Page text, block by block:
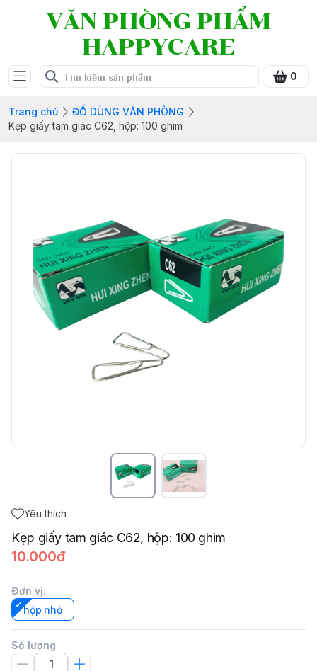
VĂN PHÒNG PHẨM
HAPPYCARE
0
Trang chủ
ĐỒ DÙNG VĂN PHÒNG
Kẹp giấy tam giác C62, hộp: 100 ghim
Yêu thích
Kẹp giấy tam giác C62, hộp: 100 ghim
10.000đ
Đơn vị:
hộp nhỏ
Số lượng